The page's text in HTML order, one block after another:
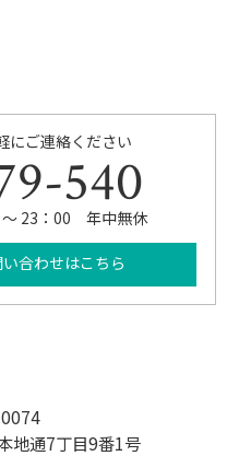
ご連絡ください
540
～ 23：00 年中無休
合わせはこちら
地通7丁目9番1号